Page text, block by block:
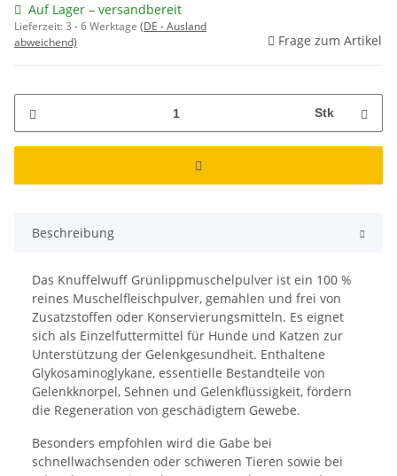
Auf Lager – versandbereit
Lieferzeit:3 - 6 Werktage (DE - Ausland
abweichend)
Frage zum Artikel
Stk
Beschreibung
Das Knuffelwuff Grünlippmuschelpulver ist ein 100 %
reines Muschelfleischpulver, gemahlen und frei von
Zusatzstoffen oder Konservierungsmitteln. Es eignet
sich als Einzelfuttermittel für Hunde und Katzen zur
Unterstützung der Gelenkgesundheit. Enthaltene
Glykosaminoglykane, essentielle Bestandteile von
Gelenkknorpel, Sehnen und Gelenkflüssigkeit, fördern
die Regeneration von geschädigtem Gewebe.
Besonders empfohlen wird die Gabe bei
schnellwachsenden oder schweren Tieren sowie bei